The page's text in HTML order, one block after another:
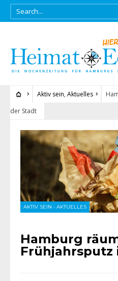
Aktiv sein, Aktuelles
der Stadt
AKTIV SEIN • AKTUELLES
Hamburg
Frühjahrsputz